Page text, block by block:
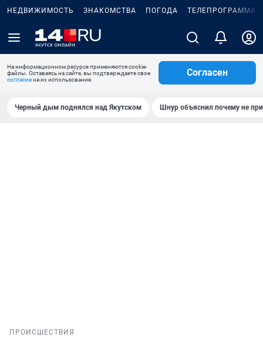
НЕДВИЖИМОСТЬ ЗНАКОМСТВА ПОГОДА ТЕЛЕПРОГРАММА
На информационном ресурсе применяются cookie-
файлы. Оставаясь на сайте, вы подтверждаете свое
согласиена их использование.
Согласен
Черный дым поднялся над Якутском Шнур объяснил почему не
ПРОИСШЕСТВИЯ